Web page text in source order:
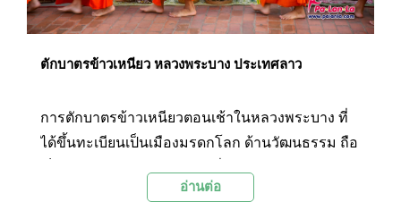
ตักบาตรข้าวเหนียว หลวงพระบาง ประเทศลาว
การตักบาตรข้าวเหนียวตอนเช้าในหลวงพระบาง ที่
ได้ขึ้นทะเบียนเป็นเมืองมรดกโลก ด้านวัฒนธรรม ถือ
ปฏิบัติต่อเนื่องกันมาเป็นเวลานาน นอกเหนือจากมนต์
อ่านต่อ